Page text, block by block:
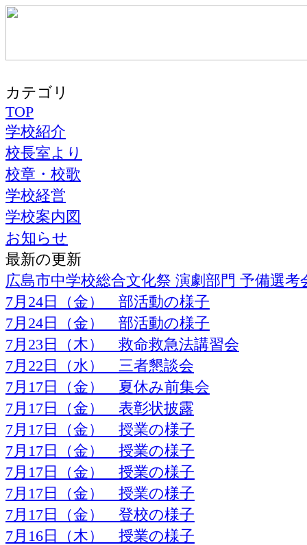
カテゴリ
TOP
学校紹介
校長室より
校章・校歌
学校経営
学校案内図
お知らせ
最新の更新
広島市中学校総合文化祭 演劇部門 予備選考
7月24日（金） 部活動の様子
7月24日（金） 部活動の様子
7月23日（木） 救命救急法講習会
7月22日（水） 三者懇談会
7月17日（金） 夏休み前集会
7月17日（金） 表彰状披露
7月17日（金） 授業の様子
7月17日（金） 授業の様子
7月17日（金） 授業の様子
7月17日（金） 授業の様子
7月17日（金） 登校の様子
7月16日（木） 授業の様子